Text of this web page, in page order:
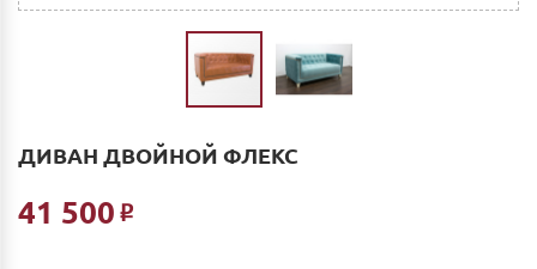
ДИВАН ДВОЙНОЙ ФЛЕКС
41 500 Р